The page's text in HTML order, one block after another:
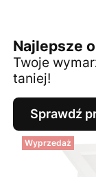
Najlepsze
Twoje
taniej!
Sprawdź
Wyprzedaż